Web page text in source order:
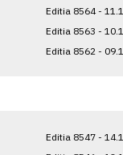
Editia 8564 -
Editia 8563 -
Editia 8562 -
Editia 8547 -